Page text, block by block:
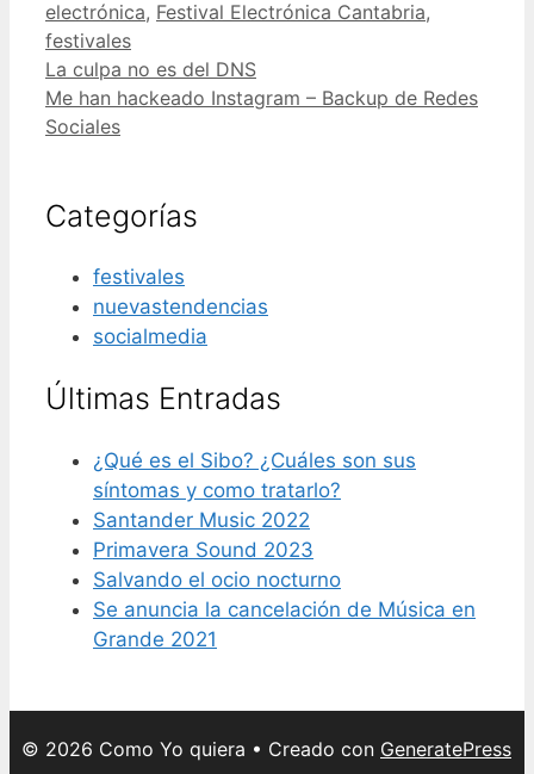
electrónica, Festival Electrónica Cantabria,
festivales
La culpa no es del DNS
Me han hackeado Instagram – Backup de Redes
Sociales
Categorías
festivales
nuevastendencias
socialmedia
Últimas Entradas
¿Qué es el Sibo? ¿Cuáles son sus
síntomas y como tratarlo?
Santander Music 2022
Primavera Sound 2023
Salvando el ocio nocturno
Se anuncia la cancelación de Música en
Grande 2021
© 2026 Como Yo quiera • Creado con GeneratePress